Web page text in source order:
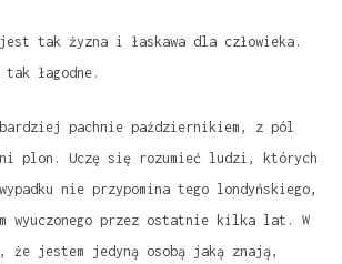
tak żyzna i łaskawa dla człowieka.
łagodne.
pachnie październikiem, z pól
plon. Uczę się rozumieć ludzi, których
nie przypomina tego londyńskiego,
wyuczonego przez ostatnie kilka lat. W
że jestem jedyną osobą jaką znają,